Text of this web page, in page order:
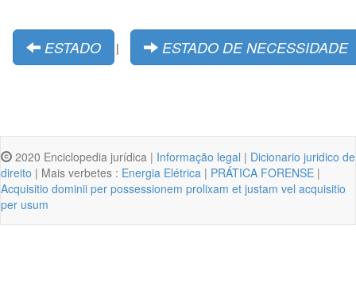
ESTADO | ESTADO DE NECESSIDADE
2020 Enciclopedia jurídica | Informação legal | Dicionario juridico de
direito | Mais verbetes : Energia Elétrica | PRÁTICA FORENSE |
Acquisitio dominii per possessionem prolixam et justam vel acquisitio
per usum